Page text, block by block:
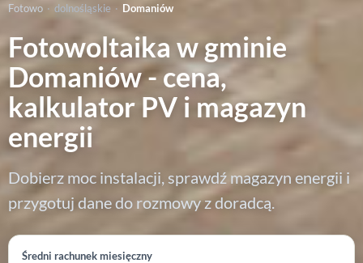
Fotowo · dolnośląskie · Domaniów
Fotowoltaika w gminie
Domaniów - cena,
kalkulator PV i magazyn
energii
Dobierz moc instalacji, sprawdź magazyn energii i
przygotuj dane do rozmowy z doradcą.
Średni rachunek miesięczny